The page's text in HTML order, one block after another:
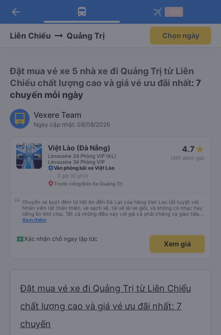
Tải app Vexere ngay!
Nhận ưu đãi thành viên độc
Mở app
Tải app Vexere
-30k/ghế khi đặt vé máy bay qua
Mở app
arrow_back
Liên Chiểu Quảng Trị Chọn ngày
Đặt mua vé xe 5 nhà xe đi Quảng Trị từ Liên
Chiểu chất lượng cao và giá vé ưu đãi nhất: 7
chuyến mỗi ngày
Vexere Team
Ngày cập nhật: 08/08/2026
Việt Lào (Đà Nẵng)
Limousine 24 Phòng VIP (KL)
Limousine 34 Phòng VIP
4.7
(891 đánh giá)
Văn phòng bãi xe Việt Lào
3 giờ 30 phút
Trước cổng Bến Xe Quảng Trị
Chuyến xe buýt đêm từ Hội An đến Đà Lạt của hãng Viet Lao rất tuyệt vời.
Nhân viên rất thân thiện, xe sạch sẽ, tài xế lái xe giỏi, và không có nhạc hay
tiếng ồn khó chịu. Tất cả những điều này với giá cả phải chăng và giao tiếp
bằng tiếng Anh rất suôn sẻ, vì vậy tôi rất khuyên bạn nên chọn hãng này.
không được ăn trên xe, nhưng có nhà hàng và quán ăn nhẹ ở một số điểm
dừng. Bạn phải cởi giày và đi chân trần. Tại các điểm dừng, dép nhựa được
cung cấp khi bạn xuống xe; bạn phải trả lại chúng vào thùng trước khi lên xe
Xem thêm
Xác nhận chỗ ngay lập tức
Xem giá
Đặt mua vé xe đi Quảng Trị từ Liên Chiểu
chất lượng cao và giá vé ưu đãi nhất: 7
chuyến